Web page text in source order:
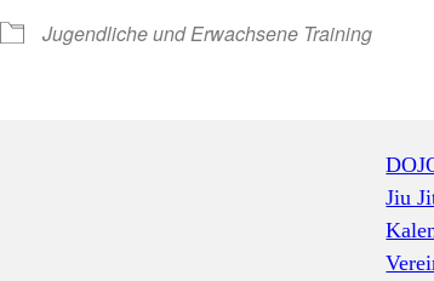
Jugendliche und Erwachsene Training
Jiu